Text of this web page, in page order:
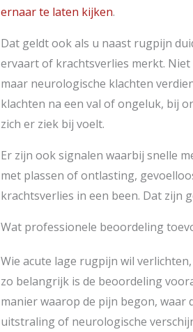
ernaar te laten kijken.
Dat geldt ook als u naast rugpijn
ervaart of krachtsverlies merkt.
maar neurologische klachten
klachten na een val of ongeluk, bij
zich er ziek bij voelt.
Er zijn ook signalen waarbij snelle
met plassen of ontlasting,
krachtsverlies in een been. Dat zijn
Wat professionele beoordeling
Wie acute lage rugpijn wil
zo belangrijk is de beoordeling
manier waarop de pijn begon, waar
uitstraling of neurologische